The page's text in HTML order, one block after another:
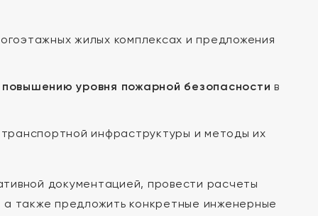
жилых комплексах и предложения
уровня пожарной безопасности в
инфраструктуры и методы их
документацией, провести расчеты
также предложить конкретные инженерные